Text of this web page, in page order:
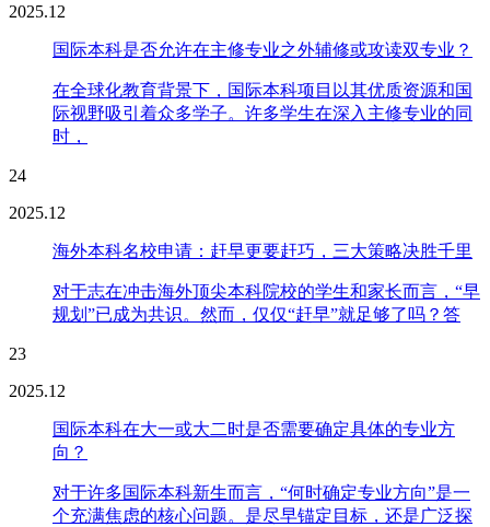
2025.12
国际本科是否允许在主修专业之外辅修或攻读双专业？
在全球化教育背景下，国际本科项目以其优质资源和国
际视野吸引着众多学子。许多学生在深入主修专业的同
时，
24
2025.12
海外本科名校申请：赶早更要赶巧，三大策略决胜千里
对于志在冲击海外顶尖本科院校的学生和家长而言，“早
规划”已成为共识。然而，仅仅“赶早”就足够了吗？答
23
2025.12
国际本科在大一或大二时是否需要确定具体的专业方
向？
对于许多国际本科新生而言，“何时确定专业方向”是一
个充满焦虑的核心问题。是尽早锚定目标，还是广泛探